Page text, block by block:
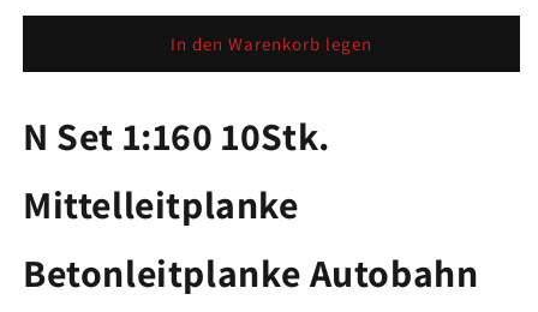
Menge
N
1:160
10Stk.
Betonleitplanke
Autobahn
Menge
für
N
1:160
10Stk.
Betonleitplanke
Autobahn
In den Warenkorb legen
N Set 1:160 10Stk.
Mittelleitplanke
Betonleitplanke Autobahn